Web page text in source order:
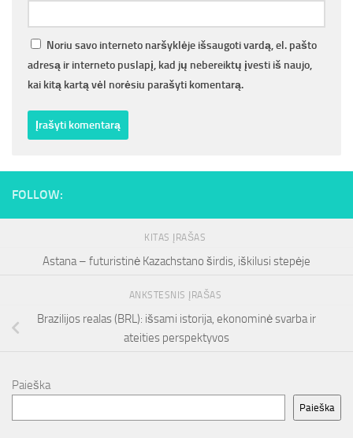
Noriu savo interneto naršyklėje išsaugoti vardą, el. pašto
adresą ir interneto puslapį, kad jų nebereiktų įvesti iš naujo,
kai kitą kartą vėl norėsiu parašyti komentarą.
FOLLOW:
KITAS ĮRAŠAS
Astana – futuristinė Kazachstano širdis, iškilusi stepėje
ANKSTESNIS ĮRAŠAS
Brazilijos realas (BRL): išsami istorija, ekonominė svarba ir
ateities perspektyvos
Paieška
Paieška